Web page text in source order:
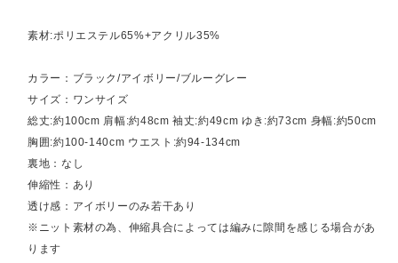
素材:ポリエステル65%+アクリル35%
カラー：ブラック/アイボリー/ブルーグレー
サイズ：ワンサイズ
総丈:約100cm 肩幅:約48cm 袖丈:約49cm ゆき:約73cm 身幅:約50cm
胸囲:約100-140cm ウエスト:約94-134cm
裏地：なし
伸縮性：あり
透け感：アイボリーのみ若干あり
※ニット素材の為、伸縮具合によっては編みに隙間を感じる場合があ
ります